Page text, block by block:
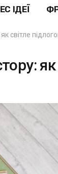
ІДЕЇ
світле
як